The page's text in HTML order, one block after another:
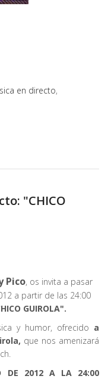
en directo
"CHICO
Pico, os invita a pasar
a partir de las 24:00
GUIROLA".
y humor, ofrecido a
que nos amenizará
DE 2012 A LA 24:00